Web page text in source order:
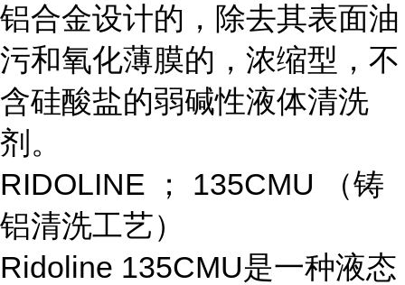
铝合金设计的，除去其表面油
污和氧化薄膜的，浓缩型，不
含硅酸盐的弱碱性液体清洗
剂。
RIDOLINE
； 135CMU
（铸
铝清洗工艺）
Ridoline 135CMU是一种液态